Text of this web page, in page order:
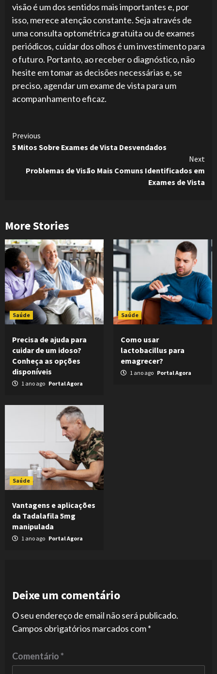
visão é um dos sentidos mais importantes e, por
isso, merece atenção constante. Seja através de
uma consulta optométrica gratuita ou de exames
periódicos, cuidar dos olhos é um investimento para
o futuro. Portanto, ao receber o diagnóstico, não
hesite em tomar as decisões necessárias e, se
preciso, agendar um exame de vista para um
acompanhamento eficaz.
Continue
Reading
Previous
5 Mitos Sobre Exames de Vista Desvendados
Next
Problemas de Visão Mais Comuns Identificados em
Exames de Vista
More Stories
Saúde
Precisa de ajuda para
cuidar de um idoso?
Conheça as opções
disponíveis
1 ano ago Portal Agora
Saúde
Como usar
lactobacillus para
emagrecer?
1 ano ago Portal Agora
Saúde
Vantagens e aplicações
da Tadalafila 5mg
manipulada
1 ano ago Portal Agora
Deixe um comentário
O seu endereço de email não será publicado.
Campos obrigatórios marcados com*
Comentário*